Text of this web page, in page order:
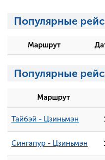
Популярные
Маршрут
Популярные
Маршрут
Тайбэй - Цзиньмэн
Сингапур - Цзиньмэн